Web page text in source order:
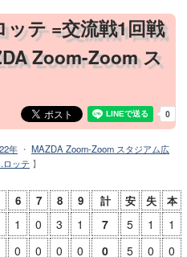
テ =交流戦1回戦
Zoom-Zoom ス
年 ・ MAZDA Zoom-Zoom スタジアム広
ロッテ 】
6 7 8 9 計 安 失 本
1 0 3 1 7 5 1
1
0 0 0 0 0 5 0
0